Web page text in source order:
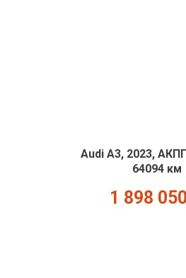
Audi A3, 2023,
64094 км
1 898 050